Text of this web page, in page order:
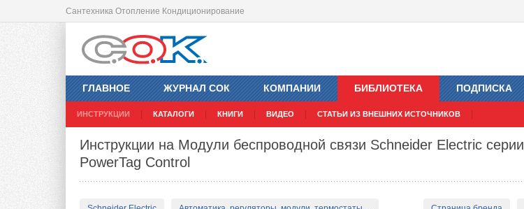
Сантехника Отопление Кондиционирование
ГЛАВНОЕ ЖУРНАЛ СОК КОМПАНИИ БИБЛИОТЕКА
ИНСТРУКЦИИ КАТАЛОГИ КНИГИ ВИДЕО СТАТЬИ ИЗ ВНЕШНИХ ИСТОЧНИКОВ
ПОДПИСКА
Инструкции на Модули беспроводной связи Schneider Electric серии
PowerTag Control